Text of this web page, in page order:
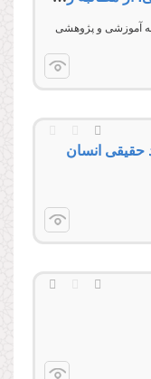
آموزشی و پژوهشی
حقیقی انسان